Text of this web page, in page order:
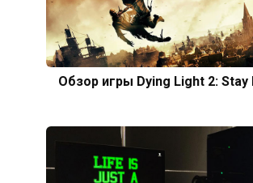
Обзор игры Dying Light 2: Stay